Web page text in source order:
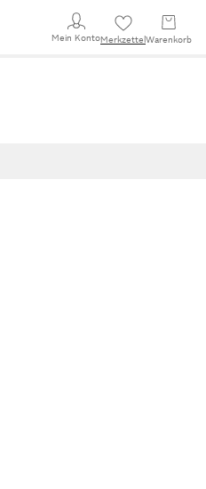
Mein KontoMerkzettel Warenkorb